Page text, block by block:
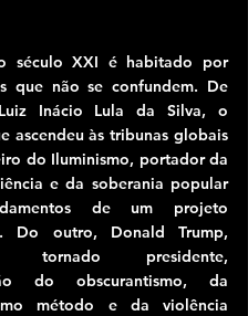
século XXI é habitado por
que não se confundem. De
Inácio Lula da Silva, o
ascendeu às tribunas globais
do Iluminismo, portador da
e da soberania popular
de um projeto
Do outro, Donald Trump,
tornado presidente,
do obscurantismo, da
método e da violência